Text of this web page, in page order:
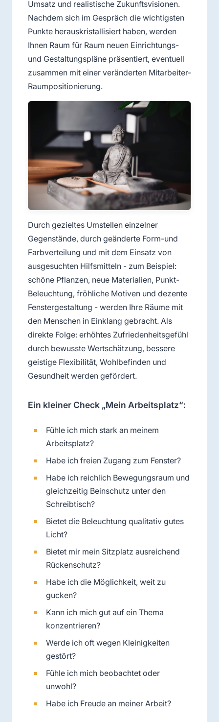
Umsatz und realistische Zukunftsvisionen.
Nachdem sich im Gespräch die wichtigsten
Punkte herauskristallisiert haben, werden
Ihnen Raum für Raum neuen Einrichtungs-
und Gestaltungspläne präsentiert, eventuell
zusammen mit einer veränderten Mitarbeiter-
Raumpositionierung.
Durch gezieltes Umstellen einzelner
Gegenstände, durch geänderte Form-und
Farbverteilung und mit dem Einsatz von
ausgesuchten Hilfsmitteln - zum Beispiel:
schöne Pflanzen, neue Materialien, Punkt-
Beleuchtung, fröhliche Motiven und dezente
Fenstergestaltung - werden Ihre Räume mit
den Menschen in Einklang gebracht. Als
direkte Folge: erhöhtes Zufriedenheitsgefühl
durch bewusste Wertschätzung, bessere
geistige Flexibilität, Wohlbefinden und
Gesundheit werden gefördert.
Ein kleiner Check „Mein Arbeitsplatz“:
Fühle ich mich stark an meinem
Arbeitsplatz?
Habe ich freien Zugang zum Fenster?
Habe ich reichlich Bewegungsraum und
gleichzeitig Beinschutz unter den
Schreibtisch?
Bietet die Beleuchtung qualitativ gutes
Licht?
Bietet mir mein Sitzplatz ausreichend
Rückenschutz?
Habe ich die Möglichkeit, weit zu
gucken?
Kann ich mich gut auf ein Thema
konzentrieren?
Werde ich oft wegen Kleinigkeiten
gestört?
Fühle ich mich beobachtet oder
unwohl?
Habe ich Freude an meiner Arbeit?